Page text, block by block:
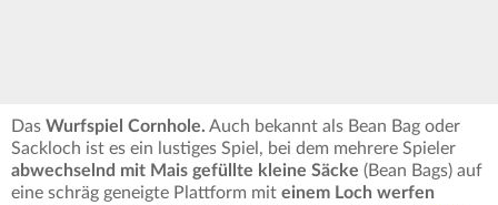
Das Wurfspiel Cornhole. Auch bekannt als Bean Bag oder
Sackloch ist es ein lustiges Spiel, bei dem mehrere Spieler
abwechselnd mit Mais gefüllte kleine Säcke (Bean Bags) auf
eine schräg geneigte Plattform mit einem Loch werfen